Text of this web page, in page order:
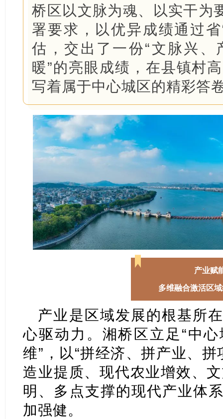
桥区以文脉为魂、以实干为
署要求，以优异成绩通过
估，交出了一份“文脉兴
暖”的亮眼成绩，在县镇村
写着属于中心城区的精彩答
产业赋
多维融合激活区
产业是区域发展的根基所
心驱动力。湘桥区立足“中
维”，以“拼经济、拼产业、
造业提质、现代农业增效、
明、多点支撑的现代产业体
加强健。